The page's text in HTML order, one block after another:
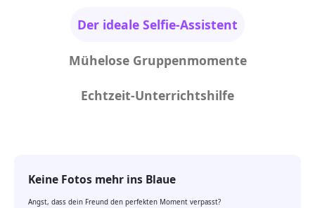
Der ideale Selfie-Assistent
Mühelose Gruppenmomente
Echtzeit-Unterrichtshilfe
Keine Fotos mehr ins Blaue
Angst, dass dein Freund den perfekten Moment verpasst?